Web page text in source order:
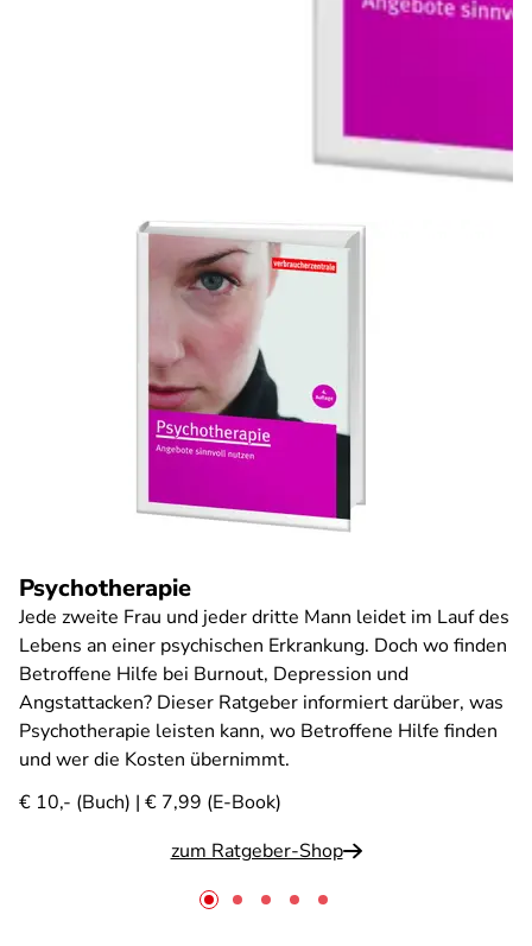
Psychotherapie
Jede zweite Frau und jeder dritte Mann leidet im Lauf des
Lebens an einer psychischen Erkrankung. Doch wo finden
Betroffene Hilfe bei Burnout, Depression und
Angstattacken? Dieser Ratgeber informiert darüber, was
Psychotherapie leisten kann, wo Betroffene Hilfe finden
und wer die Kosten übernimmt.
€ 10,- (Buch) | € 7,99 (E-Book)
zum Ratgeber-Shop